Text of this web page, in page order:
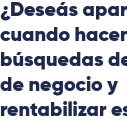
¿Deseás
cuando
búsquedas
de negocio y
rentabilizar